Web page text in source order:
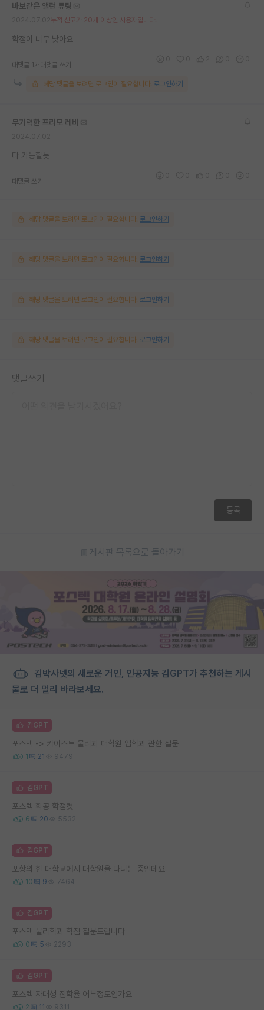
바보같은 앨런 튜링
누적 신고가 20개 이상인 사용자입니다.
학점이 너무 낮아요
대댓글 1개 대댓글 쓰기
해당 댓글을 보려면 로그인이 필요합니다. 로그인하기
무기력한 프리모 레비
다 가능할듯
대댓글 쓰기
해당 댓글을 보려면 로그인이 필요합니다. 로그인하기
해당 댓글을 보려면 로그인이 필요합니다. 로그인하기
해당 댓글을 보려면 로그인이 필요합니다. 로그인하기
해당 댓글을 보려면 로그인이 필요합니다. 로그인하기
댓글쓰기
등록
게시판 목록으로 돌아가기
김박사넷의 새로운 거인, 인공지능 김GPT가 추천하는 게시
물로 더 멀리 바라보세요.
김GPT
포스텍 -> 카이스트 물리과 대학원 입학과 관한 질문
1 21 9479
김GPT
포스텍 화공 학점컷
6 20 5532
김GPT
포항의 한 대학교에서 대학원을 다니는 중인데요
10 9 7464
김GPT
포스텍 물리학과 학점 질문드립니다
0 5 2293
김GPT
포스텍 자대생 진학율 어느정도인가요
2 11 9311